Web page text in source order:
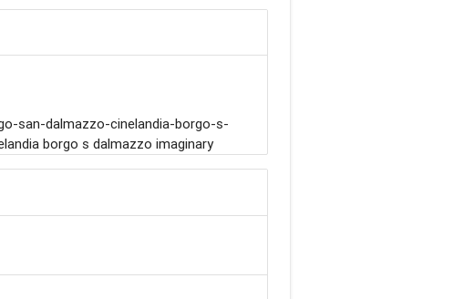
san-dalmazzo-cinelandia-borgo-s-
borgo s dalmazzo imaginary